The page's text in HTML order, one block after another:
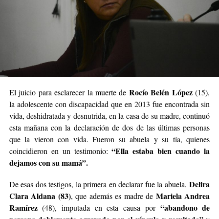
Ramírez junto al defensor oficial Miguel Ángel Varela.
“Una nena encerrada que llora”
de cercanía con la niña. Primero declaróHilda Margot
Da Silveira, quien residía en una de las viviendas
contiguas a la casa donde Ramírez vivía junto a su
El juicio para esclarecer la muerte de Rocío Belén López(15),
la adolescente con discapacidad que en 2013 fue encontrada sin
vida, deshidratada y desnutrida, en la casa de su madre, continuó
esta mañana con la declaración de dos de las últimas personas
que la vieron con vida. Fueron su abuela y su tía, quienes
coincidieron en un testimonio:“Ella estaba bien cuando la
dejamos con su mamá”.
De esas dos testigos, la primera en declarar fue la abuela, Delira
Clara Aldana (83), que además es madre de Mariela Andrea
Ramírez(48), imputada en esta causa por “abandono de